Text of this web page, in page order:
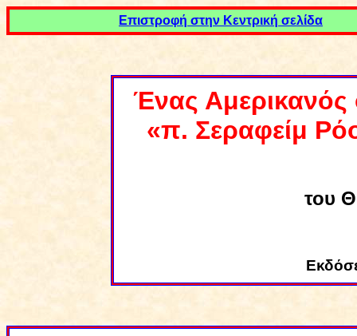
Επιστροφή στην Κεντρική σελίδα
Ένας Αμερικανός
«π. Σεραφείμ
του
E